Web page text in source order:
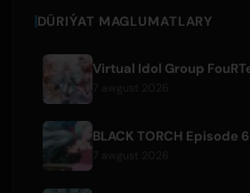
DÜRIÝAT MAGLUMATLARY